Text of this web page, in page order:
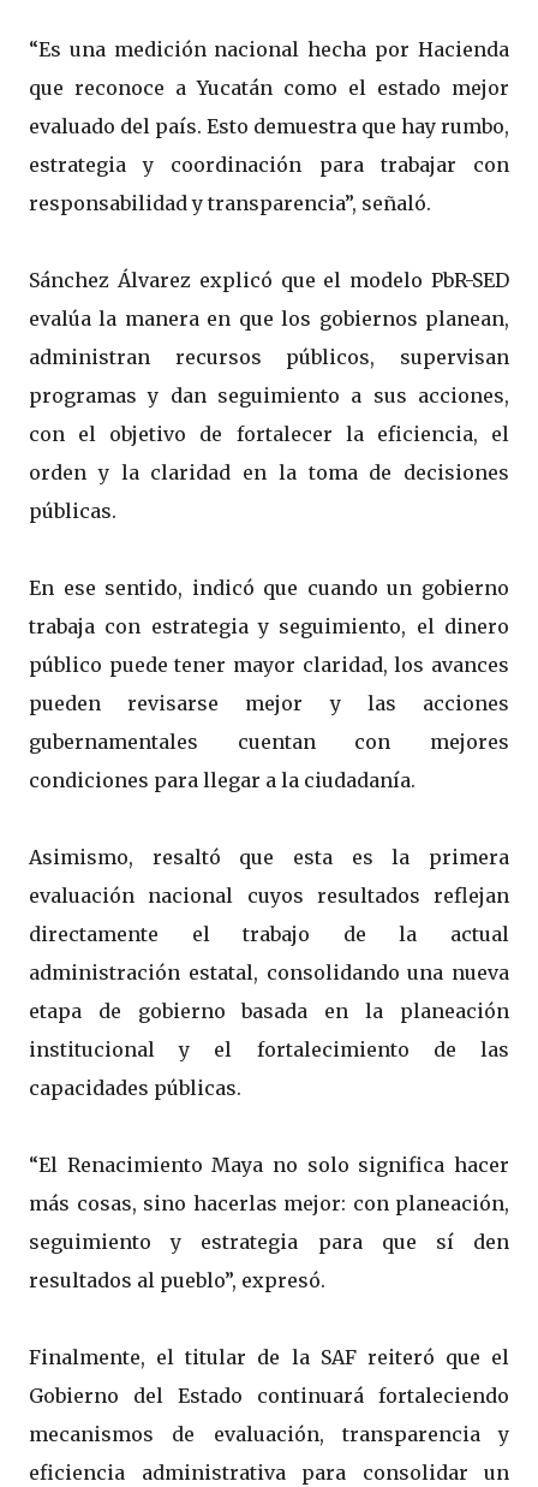
“Es una medición nacional hecha por Hacienda
que reconoce a Yucatán como el estado mejor
evaluado del país. Esto demuestra que hay rumbo,
estrategia y coordinación para trabajar con
responsabilidad y transparencia”, señaló.
Sánchez Álvarez explicó que el modelo PbR-SED
evalúa la manera en que los gobiernos planean,
administran recursos públicos, supervisan
programas y dan seguimiento a sus acciones,
con el objetivo de fortalecer la eficiencia, el
orden y la claridad en la toma de decisiones
públicas.
En ese sentido, indicó que cuando un gobierno
trabaja con estrategia y seguimiento, el dinero
público puede tener mayor claridad, los avances
pueden revisarse mejor y las acciones
gubernamentales cuentan con mejores
condiciones para llegar a la ciudadanía.
Asimismo, resaltó que esta es la primera
evaluación nacional cuyos resultados reflejan
directamente el trabajo de la actual
administración estatal, consolidando una nueva
etapa de gobierno basada en la planeación
institucional y el fortalecimiento de las
capacidades públicas.
“El Renacimiento Maya no solo significa hacer
más cosas, sino hacerlas mejor: con planeación,
seguimiento y estrategia para que sí den
resultados al pueblo”, expresó.
Finalmente, el titular de la SAF reiteró que el
Gobierno del Estado continuará fortaleciendo
mecanismos de evaluación, transparencia y
eficiencia administrativa para consolidar un